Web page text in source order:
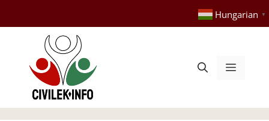
tartalomba
Hungarian ▼
Menü